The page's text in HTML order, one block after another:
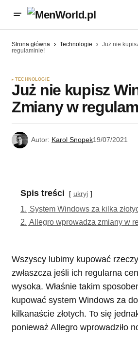
Strona główna Technologie
Już nie
regulaminie!
TECHNOLOGIE
Już nie kupisz
Zmiany w
Autor: Karol Snopek19/07/2021
Spis treści ukryj
1. System Windows za kilka
2. Allegro wprowadza zmiany w
Wszyscy lubimy kupować
zwłaszcza jeśli ich regularna
wysoka. Właśnie takim
kupować system Windows za
kilkanaście złotych. To się
ponieważ Allegro wprowadziło